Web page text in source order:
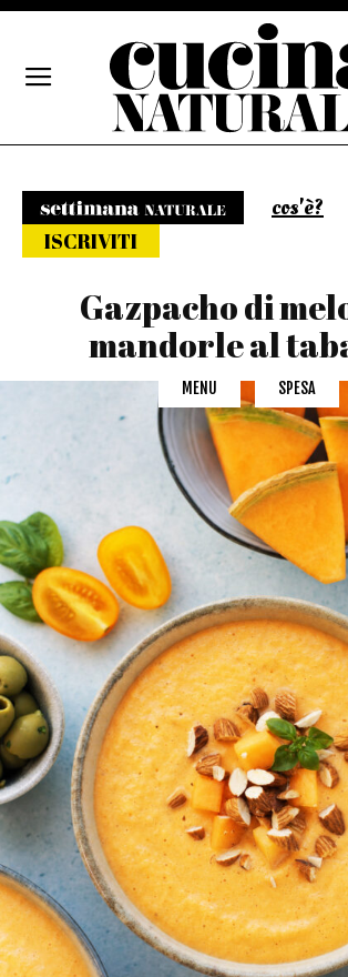
cos'è?
ISCRIVITI
Gazpacho di
mandorle al
MENU SPESA